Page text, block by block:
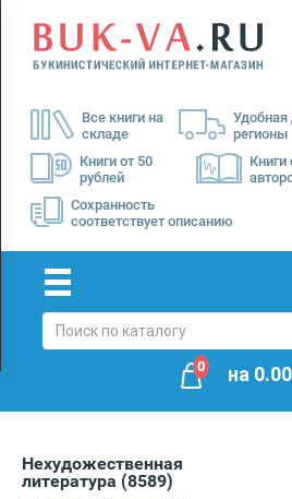
Все книги на
складе
Удобная
регионы
Книги от 50
рублей
Книги
Сохранность
соответствует описанию
Menu
Доставка
Оплата
0 на 0.00
Нехудожественная
литература (8589)